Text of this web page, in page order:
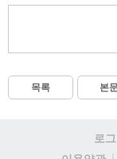
목록 본
로그